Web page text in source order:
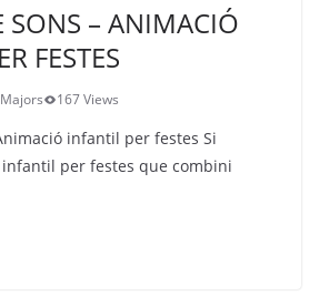
SONS – ANIMACIÓ
FESTES
167 Views
infantil per festes Si
per festes que combini